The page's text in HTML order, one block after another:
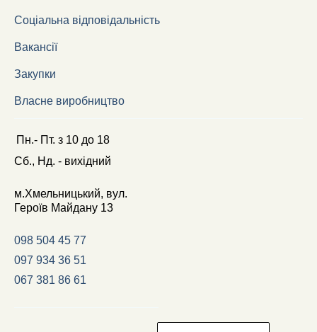
Соціальна відповідальність
Вакансії
Закупки
Власне виробництво
Пн.- Пт. з10 до18
Сб., Нд. - вихідний
м.Хмельницький, вул.
Героїв Майдану 13
098 504 45 77
097 934 36 51
067 381 86 61